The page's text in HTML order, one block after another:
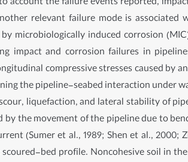
relevant failure mode is
microbiologically induced corrosion
impact and corrosion failures in
compressive stresses caused by
the pipeline-seabed interaction under
liquefaction, and lateral stability of
the movement of the pipeline due to
(Sumer et al., 1989; Shen et al.,
bed profile. Noncohesive soil in